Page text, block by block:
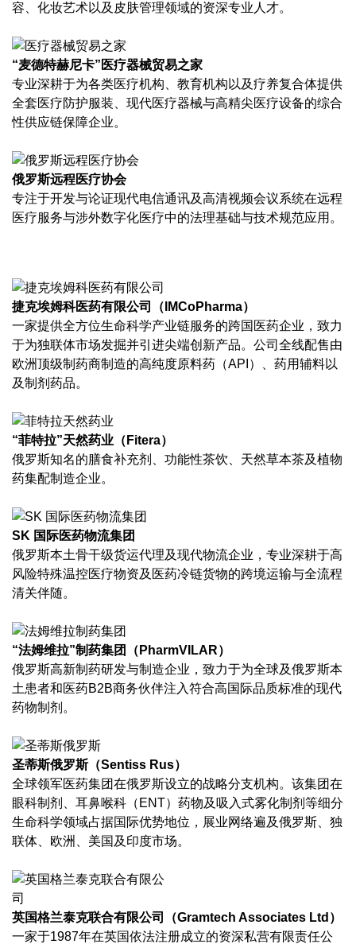
容、化妆艺术以及皮肤管理领域的资深专业人才。
“麦德特赫尼卡”医疗器械贸易之家
专业深耕于为各类医疗机构、教育机构以及疗养复合体提供
全套医疗防护服装、现代医疗器械与高精尖医疗设备的综合
性供应链保障企业。
俄罗斯远程医疗协会
专注于开发与论证现代电信通讯及高清视频会议系统在远程
医疗服务与涉外数字化医疗中的法理基础与技术规范应用。
捷克埃姆科医药有限公司（IMCoPharma）
一家提供全方位生命科学产业链服务的跨国医药企业，致力
于为独联体市场发掘并引进尖端创新产品。公司全线配售由
欧洲顶级制药商制造的高纯度原料药（API）、药用辅料以
及制剂药品。
“菲特拉”天然药业（Fitera）
俄罗斯知名的膳食补充剂、功能性茶饮、天然草本茶及植物
药集配制造企业。
SK 国际医药物流集团
俄罗斯本土骨干级货运代理及现代物流企业，专业深耕于高
风险特殊温控医疗物资及医药冷链货物的跨境运输与全流程
清关伴随。
“法姆维拉”制药集团（PharmVILAR）
俄罗斯高新制药研发与制造企业，致力于为全球及俄罗斯本
土患者和医药B2B商务伙伴注入符合高国际品质标准的现代
药物制剂。
圣蒂斯俄罗斯（Sentiss Rus）
全球领军医药集团在俄罗斯设立的战略分支机构。该集团在
眼科制剂、耳鼻喉科（ENT）药物及吸入式雾化制剂等细分
生命科学领域占据国际优势地位，展业网络遍及俄罗斯、独
联体、欧洲、美国及印度市场。
英国格兰泰克联合有限公司（Gramtech Associates Ltd）
一家于1987年在英国依法注册成立的资深私营有限责任公